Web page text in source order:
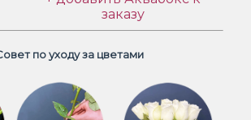
заказу
по уходу за цветами